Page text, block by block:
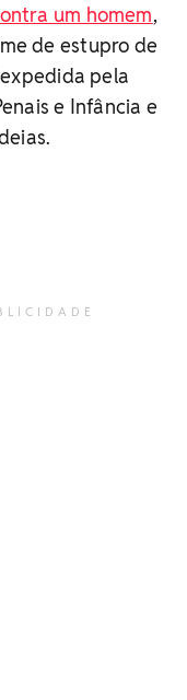
um homem,
de estupro de
pela
e Infância e